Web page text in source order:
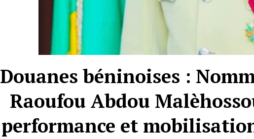
Douanes béninoises :
Raoufou Abdou
performance et